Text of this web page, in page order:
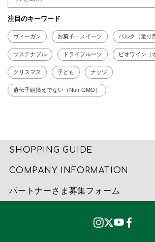
注目のキーワード
ヴィーガン お菓子・スイーツ バルク（量り
サステナブル ドライフルーツ ビオワイン（
クリスマス 子ども ナッツ
遺伝子組換えでない（Non-GMO）
SHOPPING GUIDE
COMPANY INFORMATION
パートナーさま募集フォーム